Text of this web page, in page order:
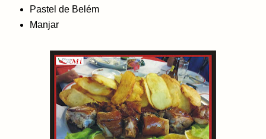
Pastel de Belém
Manjar